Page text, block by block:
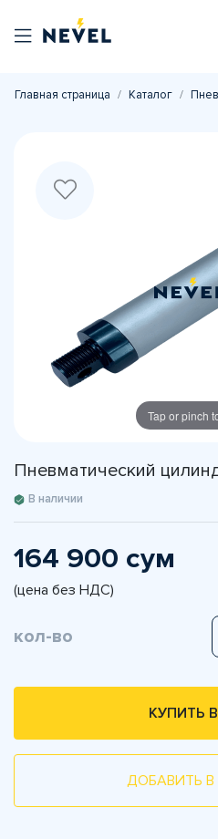
Главная страница Каталог
Tap or pinch
Пневматический
В наличии
164 900 сум
(цена без НДС)
кол-во
КУПИТЬ
ДОБАВИТЬ В